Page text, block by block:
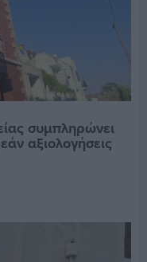
συμπληρώνει
αξιολογήσεις